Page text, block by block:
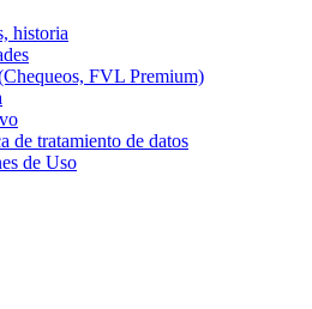
historia
FVL Premium)
de tratamiento de datos
de Uso